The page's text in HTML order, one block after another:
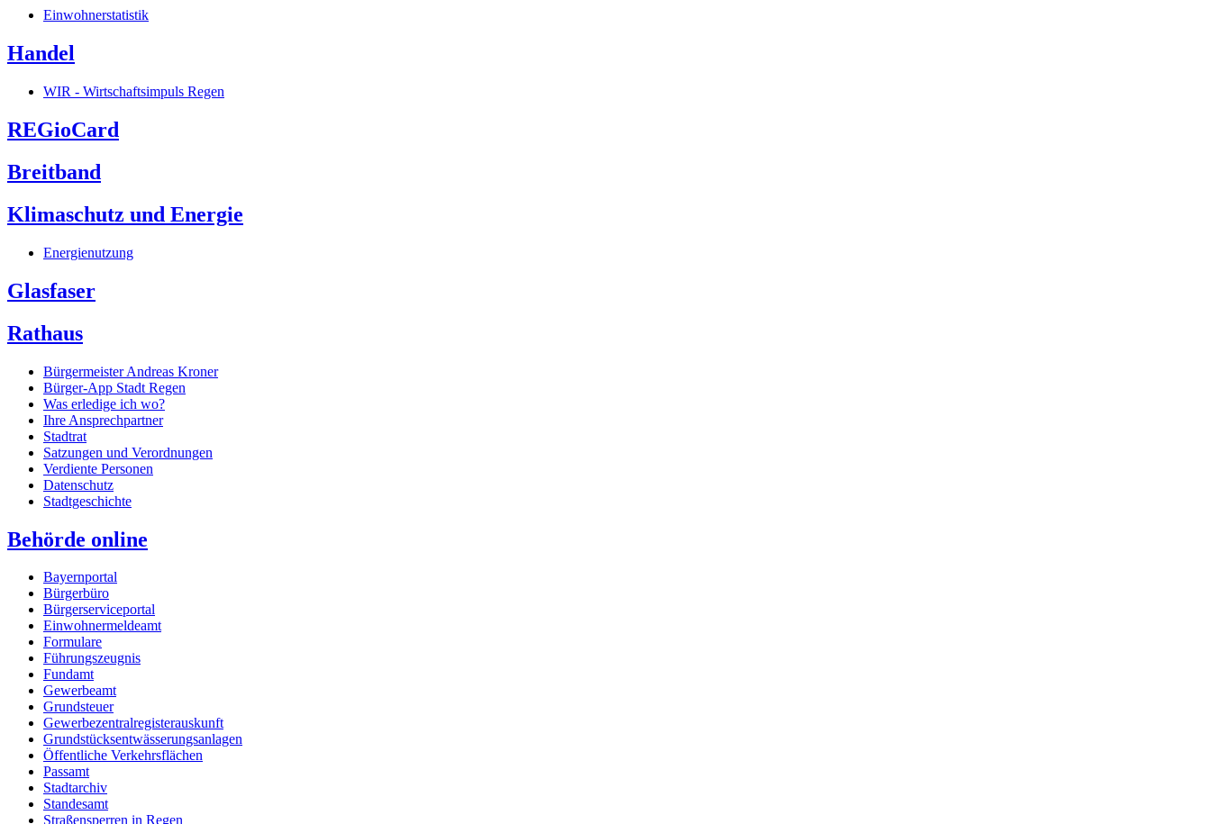
Einwohnerstatistik
Handel
WIR - Wirtschaftsimpuls Regen
REGioCard
Breitband
Klimaschutz und Energie
Energienutzung
Glasfaser
Rathaus
Bürgermeister Andreas Kroner
Bürger-App Stadt Regen
Was erledige ich wo?
Ihre Ansprechpartner
Stadtrat
Satzungen und Verordnungen
Verdiente Personen
Datenschutz
Stadtgeschichte
Behörde online
Bayernportal
Bürgerbüro
Bürgerserviceportal
Einwohnermeldeamt
Formulare
Führungszeugnis
Fundamt
Gewerbeamt
Grundsteuer
Gewerbezentralregisterauskunft
Grundstücksentwässerungsanlagen
Öffentliche Verkehrsflächen
Passamt
Stadtarchiv
Standesamt
Straßensperren in Regen